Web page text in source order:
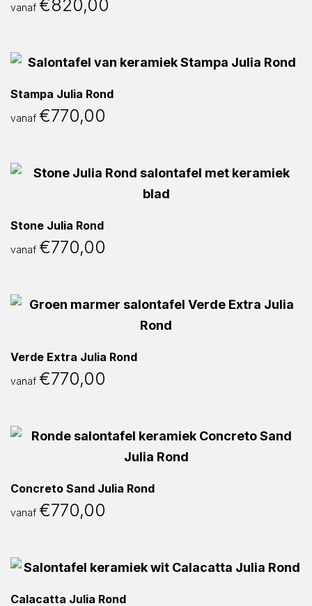
vanaf €820,00
Stampa Julia Rond
vanaf €770,00
Stone Julia Rond
vanaf €770,00
Verde Extra Julia Rond
vanaf €770,00
Concreto Sand Julia Rond
vanaf €770,00
Calacatta Julia Rond